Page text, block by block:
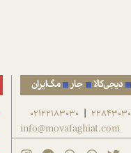
دیجی‌کالا جار مگ‌ایران
22843030
|
02122183030
info@movafaghiat.com